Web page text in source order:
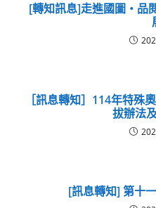
[轉知訊息]走進國圖‧品
［訊息轉知］114年特殊
拔辦法
[訊息轉知] 第十